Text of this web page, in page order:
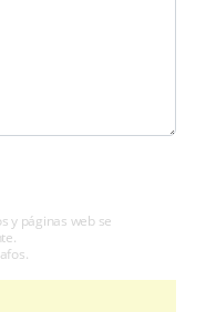
y páginas web se